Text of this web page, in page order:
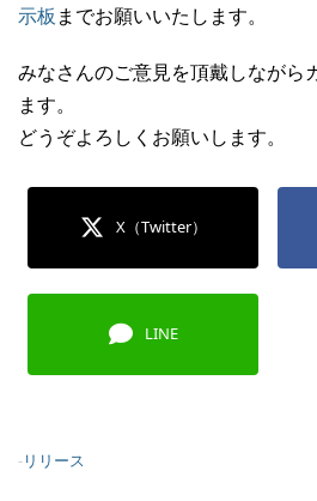
示板 までお願いいたします。
みなさんのご意見を頂戴しながら
ます。
どうぞよろしくお願いします。
X（Twitter）
LINE
-リリース